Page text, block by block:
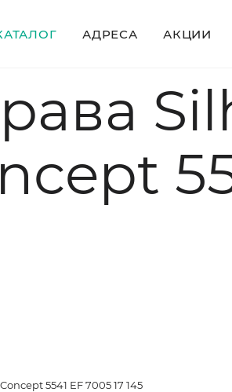
АДРЕСА АКЦИИ
5541 EF 7005 17 145